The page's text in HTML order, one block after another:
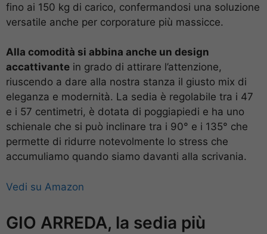
fino ai 150 kg di carico, confermandosi una soluzione
versatile anche per corporature più massicce.
Alla comodità si abbina anche un design
accattivante in grado di attirare l’attenzione,
riuscendo a dare alla nostra stanza il giusto mix di
eleganza e modernità. La sedia è regolabile tra i 47
e i 57 centimetri, è dotata di poggiapiedi e ha uno
schienale che si può inclinare tra i 90° e i 135° che
permette di ridurre notevolmente lo stress che
accumuliamo quando siamo davanti alla scrivania.
Vedi su Amazon
GIO ARREDA, la sedia più